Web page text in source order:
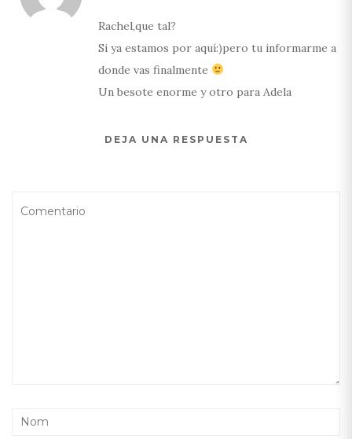
Rachel,que tal?
Si ya estamos por aquí:)pero tu informarme a
donde vas finalmente
Un besote enorme y otro para Adela
DEJA UNA RESPUESTA